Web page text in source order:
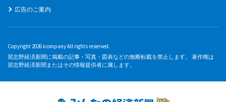
広告のご案内
Copyright 2026 icompany All rights reserved.
習志野経済新聞に掲載の記事・写真・図表などの無断転載を禁止します。 著作権は
習志野経済新聞またはその情報提供者に属します。